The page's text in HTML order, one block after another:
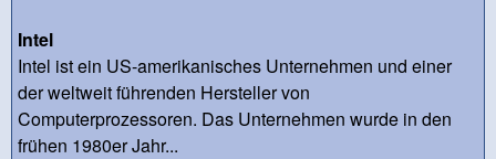
Intel
Intel ist ein US-amerikanisches Unternehmen und einer
der weltweit führenden Hersteller von
Computerprozessoren. Das Unternehmen wurde in den
frühen 1980er Jahr...